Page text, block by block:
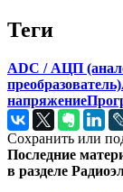
Теги
ADC / АЦП
преобразователь)
напряжение
Сохранить или
Последние
в разделе